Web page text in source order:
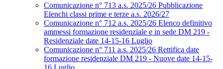
Comunicazione n° 713 a.s. 2025/26 Pubblicazione
Elenchi classi prime e terze a.s. 2026/27
Comunicazione n° 712 a.s. 2025/26 Elenco definitivo
ammessi formazione residenziale e in sede DM 219 -
Residenziale date 14-15-16 Luglio
Comunicazione n° 711 a.s. 2025/26 Rettifica date
formazione residenziale DM 219 - Nuove date 14-15-